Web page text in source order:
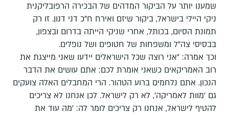
שמענו יותר על הביקור המדהים של הבכירה הרפובליקנית
ניקי היילי בישראל, ביקור שיזם ואירח ח"כ דני דנון. זו רק
תמונת הסיום, בכותל, אחרי שניקי הייתה בדרום ובצפון,
בבסיסי צה"ל ומשפחות של חטופים ושל נופלים.
וכך אמרה: "אני רוצה שכל הישראלים יידעו שאני מייצגת את
רוב האמריקאים כשאני אומרת לכם: אתם עושים את הדבר
הנכון. אתם נלחמים ברוע הטהור. הרי המחבלים האלה צועקים
גם 'מוות לאמריקה', לא רק לישראל. לכן אנחנו לא צריכים
להטיף לישראל, אנחנו רק צריכים לומר לה: 'מה עוד את